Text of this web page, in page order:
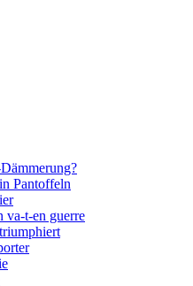
Pantoffeln
va-t-en guerre